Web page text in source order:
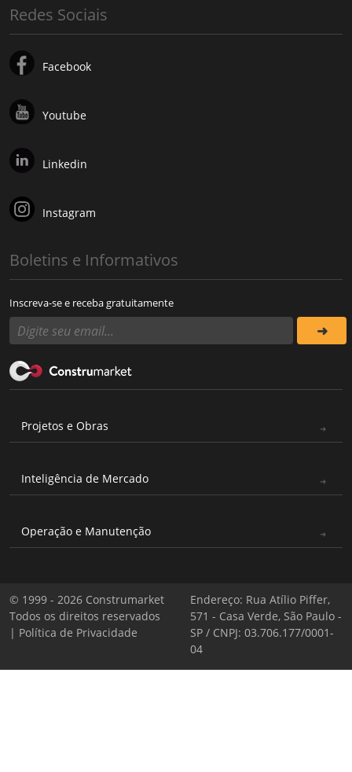
Redes Sociais
Facebook
Youtube
Linkedin
Instagram
Boletins e Informativos
Inscreva-se e receba gratuitamente
Projetos e Obras
Inteligência de Mercado
Operação e Manutenção
© 1999 - 2026 Construmarket
Todos os direitos reservados
| Política de Privacidade
Endereço: Rua Atílio Piffer,
571 - Casa Verde, São Paulo -
SP / CNPJ: 03.706.177/0001-
04